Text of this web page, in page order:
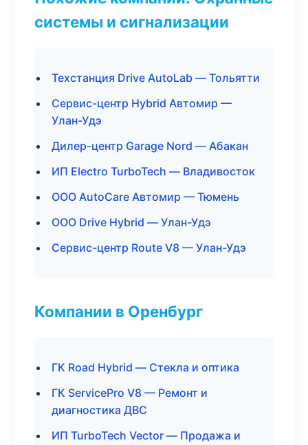
системы и сигнализации
Техстанция Drive AutoLab — Тольятти
Сервис-центр Hybrid Автомир —
Улан-Удэ
Дилер-центр Garage Nord — Абакан
ИП Electro TurboTech — Владивосток
ООО AutoCare Автомир — Тюмень
ООО Drive Hybrid — Улан-Удэ
Сервис-центр Route V8 — Улан-Удэ
Компании в Оренбург
ГК Road Hybrid — Стекла и оптика
ГК ServicePro V8 — Ремонт и
диагностика ДВС
ИП TurboTech Vector — Продажа и